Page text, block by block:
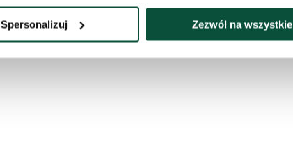
Spersonalizuj Zezwól na wszystkie